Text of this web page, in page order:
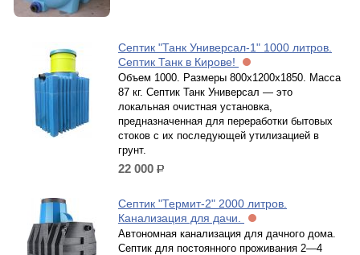
Септик "Танк Универсал-1" 1000 литров.
Септик Танк в Кирове!
Объем 1000. Размеры 800х1200х1850. Масса
87 кг. Септик Танк Универсал — это
локальная очистная установка,
предназначенная для переработки бытовых
стоков с их последующей утилизацией в
грунт.
22 000 р.
Септик "Термит-2" 2000 литров.
Канализация для дачи.
Автономная канализация для дачного дома.
Септик для постоянного проживания 2—4